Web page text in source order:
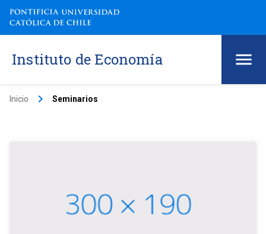
Instituto de Economía
Inicio keyboard_arrow_right Seminarios